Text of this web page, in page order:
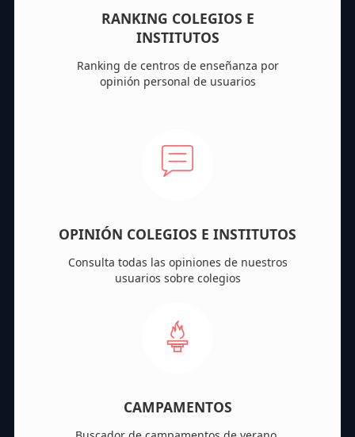
RANKING COLEGIOS E
INSTITUTOS
Ranking de centros de enseñanza por
opinión personal de usuarios
OPINIÓN COLEGIOS E INSTITUTOS
Consulta todas las opiniones de nuestros
usuarios sobre colegios
CAMPAMENTOS